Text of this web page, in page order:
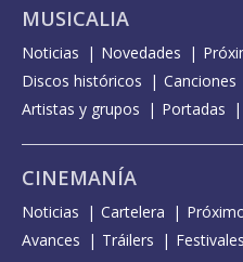
MUSICALIA
Noticias Novedades
Discos históricos
Canciones
Artistas y grupos
Portadas
CINEMANÍA
Noticias Cartelera
Avances
Tráilers